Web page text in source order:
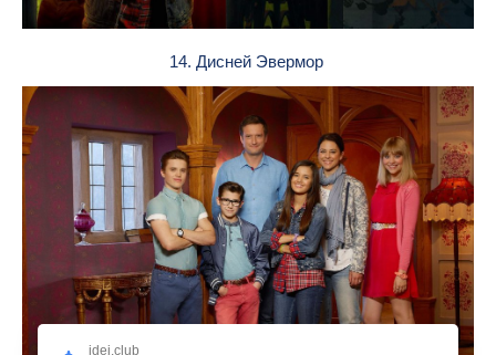
14. Дисней Эвермор
idei.club